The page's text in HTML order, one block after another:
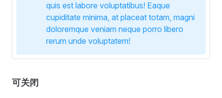
quis est labore voluptatibus! Eaque
cupiditate minima, at placeat totam, magni
doloremque veniam neque porro libero
rerum unde voluptatem!
可关闭